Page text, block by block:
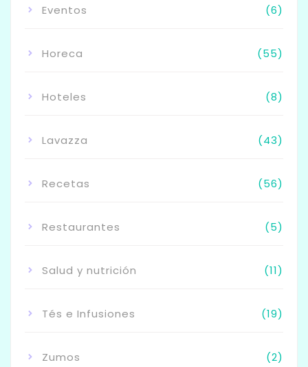
Eventos (6)
Horeca (55)
Hoteles (8)
Lavazza (43)
Recetas (56)
Restaurantes (5)
Salud y nutrición (11)
Tés e Infusiones (19)
Zumos (2)